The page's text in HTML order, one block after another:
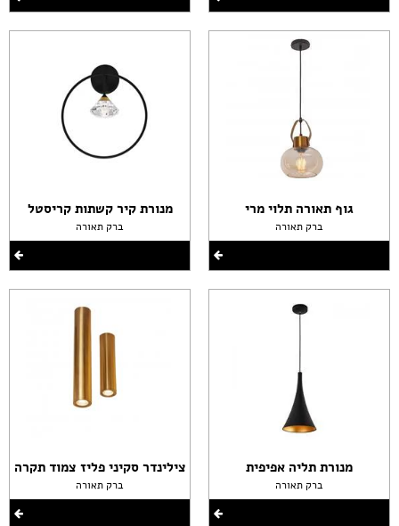
גוף תאורה תלוי מרי
ברק תאורה
מנורת תליה אפיפית
ברק תאורה
מנורת קיר קשתות קריסטל
ברק תאורה
צילינדר סקיני פליז צמוד תקרה
ברק תאורה